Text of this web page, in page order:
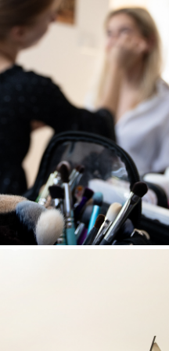
SPOLUPRACUJI S